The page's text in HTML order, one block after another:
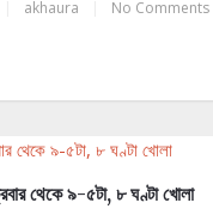
akhaura No Comments
থেকে ৯-৫টা, ৮ ঘণ্টা খোলা